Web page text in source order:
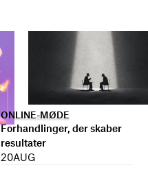
ONLINE-MØDE
Forhandlinger, der skaber
resultater
20AUG